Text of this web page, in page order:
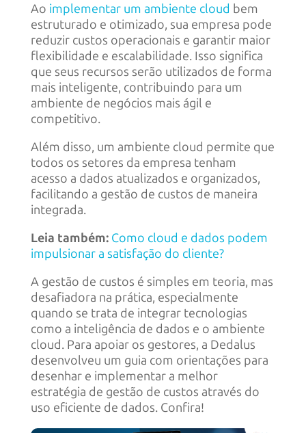
Ao implementar um ambiente cloud bem
estruturado e otimizado, sua empresa pode
reduzir custos operacionais e garantir maior
flexibilidade e escalabilidade. Isso significa
que seus recursos serão utilizados de forma
mais inteligente, contribuindo para um
ambiente de negócios mais ágil e
competitivo.
Além disso, um ambiente cloud permite que
todos os setores da empresa tenham
acesso a dados atualizados e organizados,
facilitando a gestão de custos de maneira
integrada.
Leia também: Como cloud e dados podem
impulsionar a satisfação do cliente?
A gestão de custos é simples em teoria, mas
desafiadora na prática, especialmente
quando se trata de integrar tecnologias
como a inteligência de dados e o ambiente
cloud. Para apoiar os gestores, a Dedalus
desenvolveu um guia com orientações para
desenhar e implementar a melhor
estratégia de gestão de custos através do
uso eficiente de dados. Confira!